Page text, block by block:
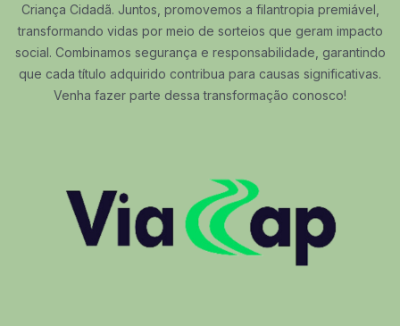
Criança Cidadã. Juntos, promovemos a filantropia premiável,
transformando vidas por meio de sorteios que geram impacto
social. Combinamos segurança e responsabilidade, garantindo
que cada título adquirido contribua para causas significativas.
Venha fazer parte dessa transformação conosco!